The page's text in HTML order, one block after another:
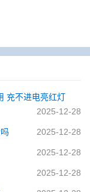
充不进电亮红灯
2025-12-28
2025-12-28
2025-12-28
2025-12-28